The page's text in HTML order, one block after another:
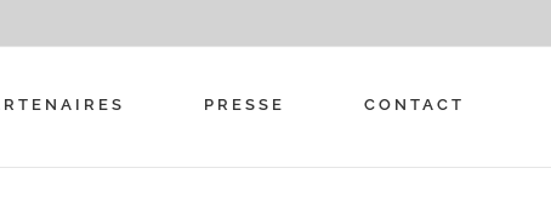
PRESSE CONTACT